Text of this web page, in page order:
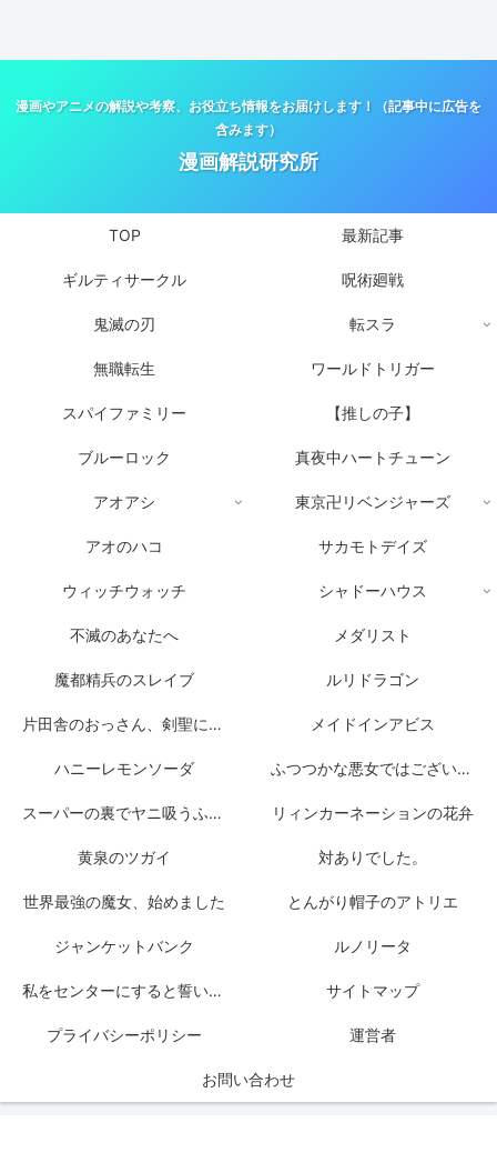
漫画やアニメの解説や考察、お役立ち情報をお届けします！（記事中に広告を
含みます）
漫画解説研究所
TOP 最新記事
ギルティサークル 呪術廻戦
鬼滅の刃 転スラ
無職転生 ワールドトリガー
スパイファミリー 【推しの子】
ブルーロック 真夜中ハートチューン
アオアシ 東京卍リベンジャーズ
アオのハコ サカモトデイズ
ウィッチウォッチ シャドーハウス
不滅のあなたへ メダリスト
魔都精兵のスレイブ ルリドラゴン
片田舎のおっさん、剣聖になる メイドインアビス
ハニーレモンソーダ ふつつかな悪女ではございますが
スーパーの裏でヤニ吸うふたり リィンカーネーションの花弁
黄泉のツガイ 対ありでした。
世界最強の魔女、始めました とんがり帽子のアトリエ
ジャンケットバンク ルノリータ
私をセンターにすると誓いますか？ サイトマップ
プライバシーポリシー 運営者
お問い合わせ